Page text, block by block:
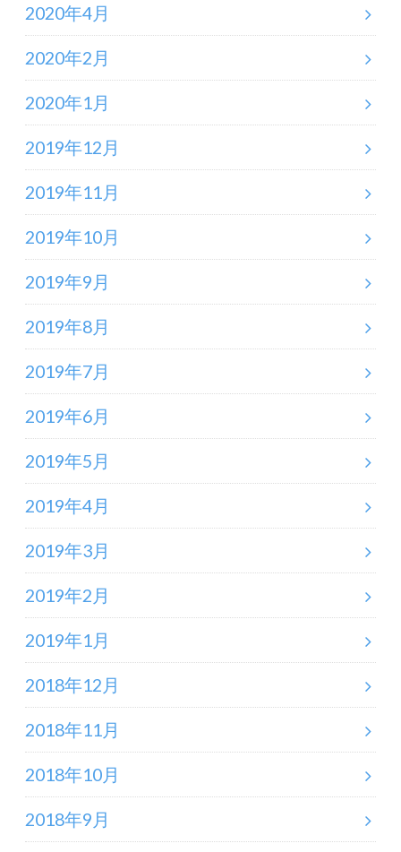
2020年4月
2020年2月
2020年1月
2019年12月
2019年11月
2019年10月
2019年9月
2019年8月
2019年7月
2019年6月
2019年5月
2019年4月
2019年3月
2019年2月
2019年1月
2018年12月
2018年11月
2018年10月
2018年9月